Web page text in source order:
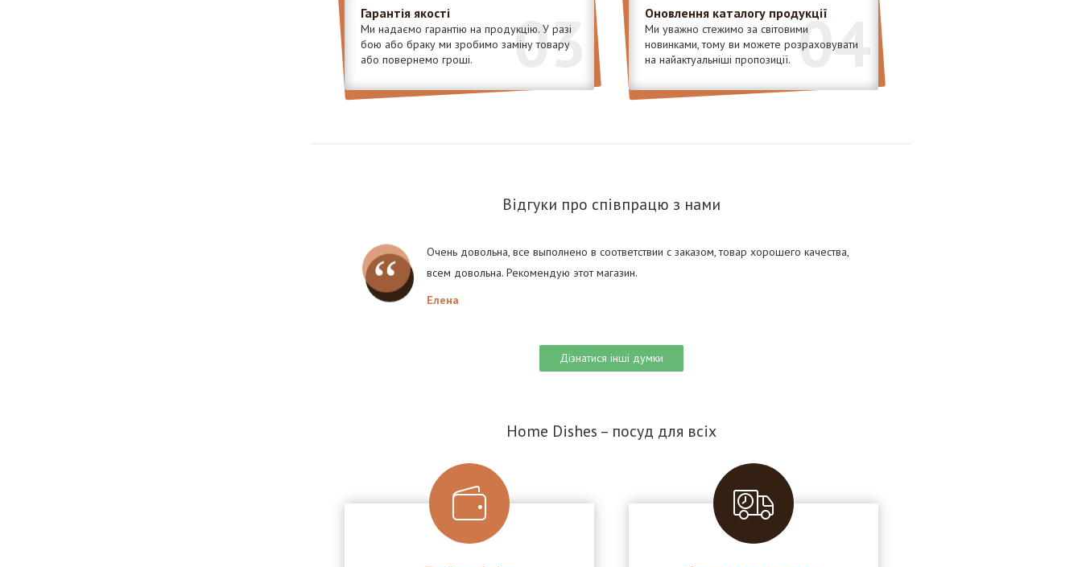
03
Гарантія якості
Ми надаємо гарантію на продукцію. У разі
бою або браку ми зробимо заміну товару
або повернемо гроші.
04
Оновлення каталогу продукції
Ми уважно стежимо за світовими
новинками, тому ви можете розраховувати
на найактуальніші пропозиції.
Відгуки про співпрацю з нами
Очень довольна, все выполнено в соответствии с заказом, товар хорошего качества,
всем довольна. Рекомендую этот магазин.
Елена
Дізнатися інші думки
Home Dishes – посуд для всіх